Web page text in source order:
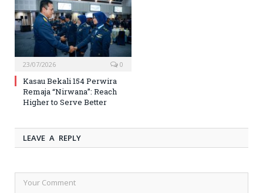
23/07/2026 0
Kasau Bekali 154 Perwira
Remaja “Nirwana”: Reach
Higher to Serve Better
LEAVE A REPLY